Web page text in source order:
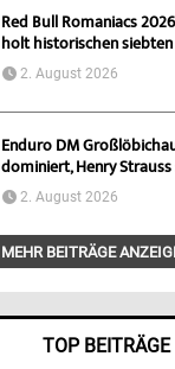
Red Bull Romaniacs
holt historischen
2. August 2026
Enduro DM
dominiert, Henry
2. August 2026
MEHR BEITRÄGE
TOP BEITRÄGE